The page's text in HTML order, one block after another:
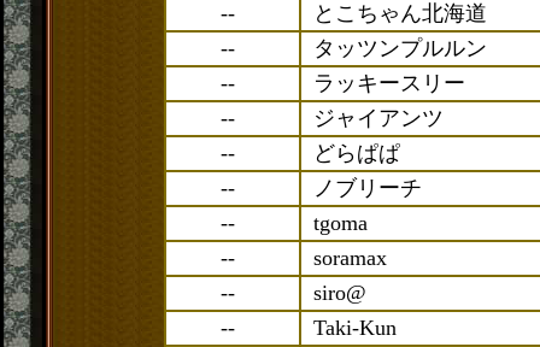
--
とこちゃん北海道
--
タッツンプルルン
--
ラッキースリー
--
ジャイアンツ
--
どらぱぱ
--
ノブリーチ
--
tgoma
--
soramax
--
siro@
--
Taki-Kun